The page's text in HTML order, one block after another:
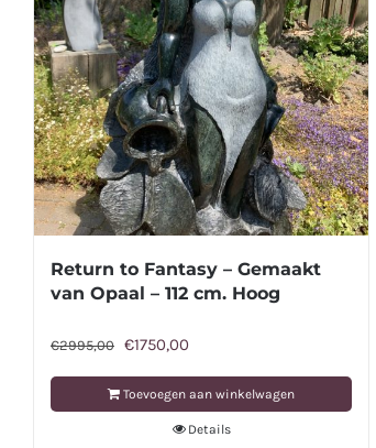
Return to Fantasy – Gemaakt
van Opaal – 112 cm. Hoog
€2995,00 Oorspronkelijke
prijs
€2995,00.
€1750,00
prijs
€1750,00.
Toevoegen aan winkelwagen
Details